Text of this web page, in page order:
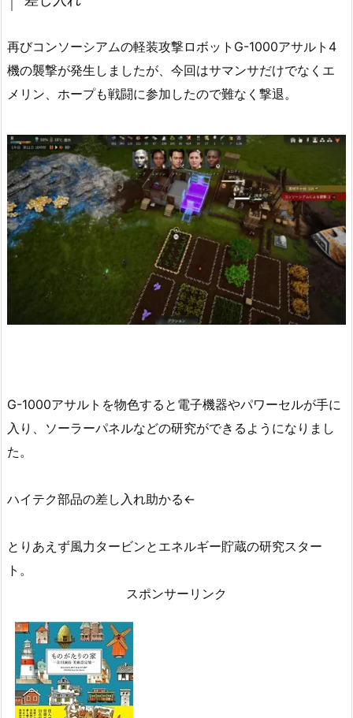
再びコンソーシアムの軽装攻撃ロボットG-1000アサルト4
機の襲撃が発生しましたが、今回はサマンサだけでなくエ
メリン、ホープも戦闘に参加したので難なく撃退。
G-1000アサルトを物色すると電子機器やパワーセルが手に
入り、ソーラーパネルなどの研究ができるようになりまし
た。
ハイテク部品の差し入れ助かる←
とりあえず風力タービンとエネルギー貯蔵の研究スター
ト。
スポンサーリンク